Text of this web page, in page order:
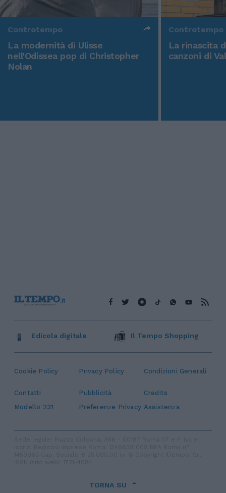
Controtempo
La modernità di Ulisse
nell'Odissea pop di Christopher
Nolan
Controtempo
La rinascita
canzoni di
Cookie Policy Privacy Policy Condizioni Generali
Contatti Pubblicità
Credits
Modello 231
Preferenze Privacy Assistenza
Edicola digitale Il Tempo Shopping
TORNA SU